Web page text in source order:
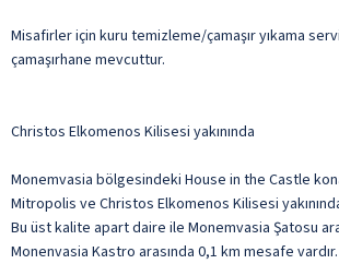
Misafirler için kuru temizleme/çamaşır yıkama
çamaşırhane mevcuttur.
Christos Elkomenos Kilisesi yakınında
Monemvasia bölgesindeki House in the Castle
Mitropolis ve Christos Elkomenos Kilisesi
Bu üst kalite apart daire ile Monemvasia Şatosu
Monenvasia Kastro arasında 0,1 km mesafe vardır.